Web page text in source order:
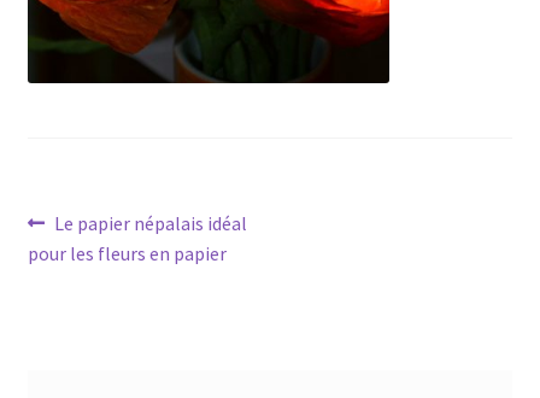
Navigation
de
Article
précédent :
Le papier népalais idéal
pour les fleurs en papier